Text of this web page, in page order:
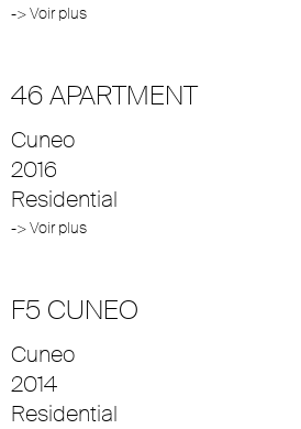
-> Voir plus
46 APARTMENT
Cuneo
2016
Residential
-> Voir plus
F5 CUNEO
Cuneo
2014
Residential